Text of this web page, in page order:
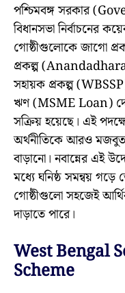
পশ্চিমবঙ্গ সরকার
বিধানসভা নির্বাচনের
গোষ্ঠীগুলোকে জাগো
প্রকল্প
সহায়ক প্রকল্প
ঋণ (MSME Loan)
সক্রিয় হয়েছে। এই
অর্থনীতিকে আরও মজবুত
বাড়ানো। নবান্নের এই
মধ্যে ঘনিষ্ঠ সমন্বয় গড়ে
গোষ্ঠীগুলো সহজেই
দাড়াতে পারে।
West Bengal
Scheme